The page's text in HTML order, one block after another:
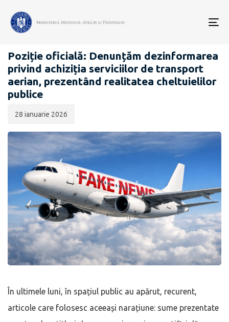
COMUNICATE DE PRESĂ
Poziție oficială: Denunțăm dezinformarea
privind achiziția serviciilor de transport
aerian, prezentând realitatea cheltuielilor
publice
publicării:
28 ianuarie 2026
În ultimele luni, în spațiul public au apărut, recurent,
articole care folosesc aceeași narațiune: sume prezentate